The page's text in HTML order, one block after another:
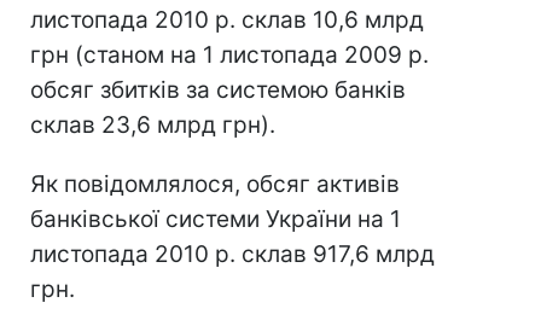
листопада 2010 р. склав 10,6 млрд
грн (станом на 1 листопада 2009 р.
обсяг збитків за системою банків
склав 23,6 млрд грн).
Як повідомлялося, обсяг активів
банківської системи України на 1
листопада 2010 р. склав 917,6 млрд
грн.